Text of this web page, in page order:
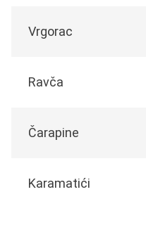
Vrgorac
Ravča
Čarapine
Karamatići